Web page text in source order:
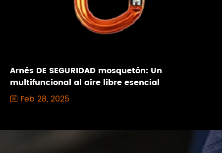
Arnés DE SEGURIDAD mosquetón: Un
multifuncional al aire libre esencial
 Feb 28, 2025